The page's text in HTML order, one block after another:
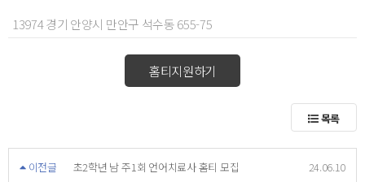
13974 경기 안양시 만안구 석수동 655-75
홈티지원하기
목록
이전글 초2학년 남 주1회 언어치료사 홈티 모집 24.06.10